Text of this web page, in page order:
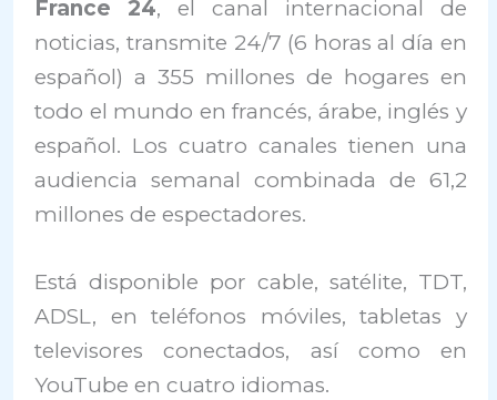
France 24, el canal internacional de
noticias, transmite 24/7 (6 horas al día en
español) a 355 millones de hogares en
todo el mundo en francés, árabe, inglés y
español. Los cuatro canales tienen una
audiencia semanal combinada de 61,2
millones de espectadores.
Está disponible por cable, satélite, TDT,
ADSL, en teléfonos móviles, tabletas y
televisores conectados, así como en
YouTube en cuatro idiomas.